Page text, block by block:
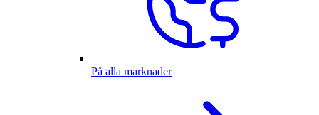
På alla marknader